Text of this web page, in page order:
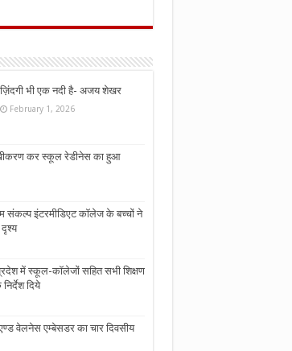
ज़िंदगी भी एक नदी है- अजय शेखर
February 1, 2026
कर स्कूल रेडीनेस का हुआ
संकल्प इंटरमीडिएट कॉलेज के बच्चों ने
में स्कूल-कॉलेजों सहित सभी शिक्षण
दिये
वेलनेस एम्बेसडर का चार दिवसीय